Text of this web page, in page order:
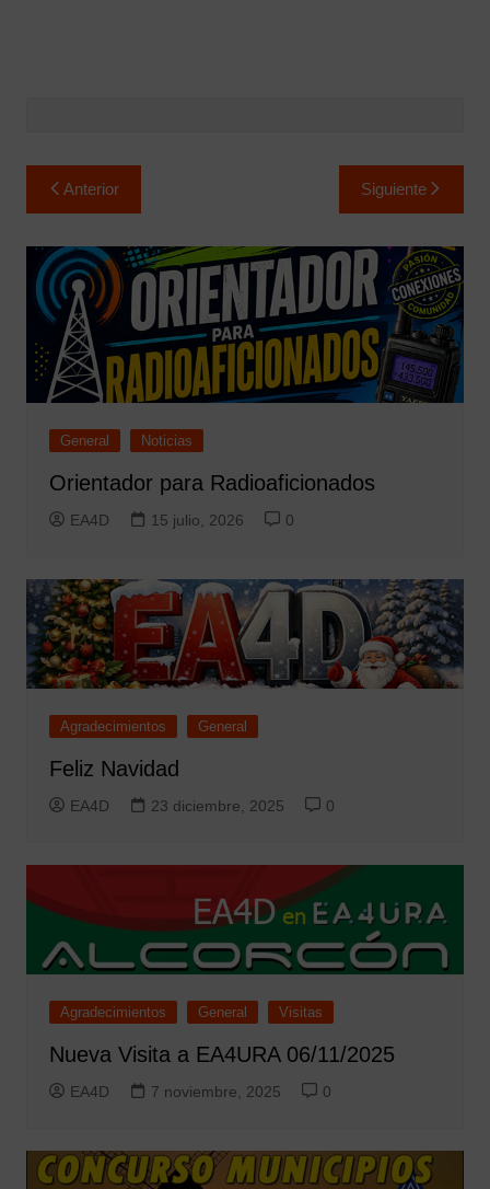
Navegación
de
entradas
Anterior Siguiente
General Noticias
Orientador para Radioaficionados
EA4D 15 julio, 2026 0
Agradecimientos General
Feliz Navidad
EA4D 23 diciembre, 2025 0
Agradecimientos General Visitas
Nueva Visita a EA4URA 06/11/2025
EA4D 7 noviembre, 2025 0